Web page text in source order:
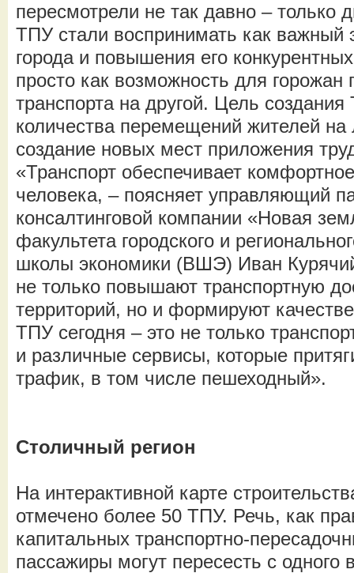
пересмотрели не так давно – только
ТПУ стали воспринимать как важный
города и повышения его
просто как возможность для горожан
транспорта на другой. Цель
количества перемещений жителей на
создание новых мест приложения
«Транспорт обеспечивает
человека, – поясняет управляющий
консалтинговой компании «Новая
факультета городского и
школы экономики (ВШЭ) Иван
не только повышают транспортную
территорий, но и формируют
ТПУ сегодня – это не только
и различные сервисы, которые
трафик, в том числе пешеходный».
Столичный регион
На интерактивной карте
отмечено более 50 ТПУ. Речь, как
капитальных транспортно-
пассажиры могут пересесть с одного